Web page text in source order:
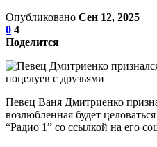
Опубликовано Сен 12, 2025
0 4
Поделится
Певец Ваня Дмитриенко
возлюбленная будет
“Радио 1” со ссылкой на его